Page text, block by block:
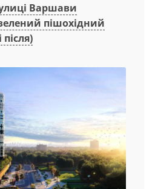
Варшави
пішохідний